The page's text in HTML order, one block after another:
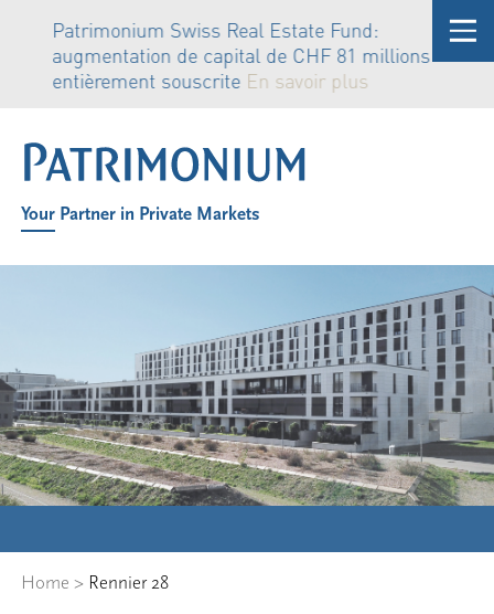
Patrimonium Swiss Real Estate Fund:
augmentation de capital de CHF 81 millions
entièrement souscriteEn savoir plus
Your Partner in Private Markets
Home > Rennier 28